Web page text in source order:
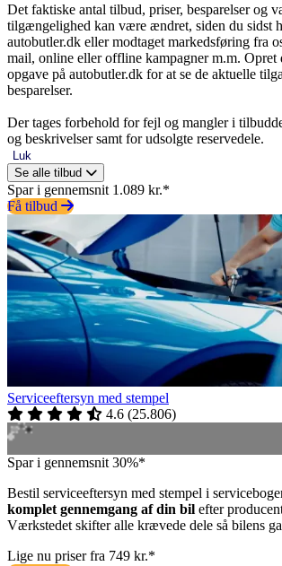
Det faktiske antal tilbud, priser, besparelser og
tilgængelighed kan være ændret, siden du sidst
autobutler.dk eller modtaget markedsføring fra
mail, online eller offline kampagner m.m. Opret
opgave på autobutler.dk for at se de aktuelle
besparelser.
Der tages forbehold for fejl og mangler i
og beskrivelser samt for udsolgte reservedele.
Luk
Se alle tilbud
Spar i gennemsnit 1.089 kr.*
Få tilbud
Serviceeftersyn med stempel
4.6 (25.806)
Spar i gennemsnit 30%*
Bestil serviceeftersyn med stempel i
komplet gennemgang af din bil efter
Værkstedet skifter alle krævede dele så bilens
Lige nu priser fra 749 kr.*